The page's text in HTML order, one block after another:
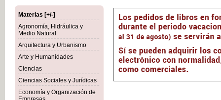
Materias [+/-]
Agronomía, Hidráulica y
Medio Natural
Arquitectura y Urbanismo
Arte y Humanidades
Ciencias
Ciencias Sociales y Jurídicas
Economía y Organización de